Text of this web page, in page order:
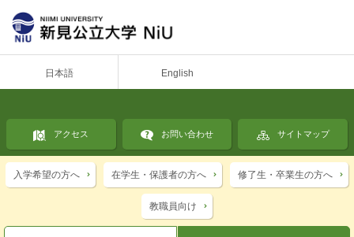
日本語 English
アクセス お問い合わせ サイトマップ
入学希望の方へ 在学生・保護者の方へ 修了生・卒業生の方へ
教職員向け